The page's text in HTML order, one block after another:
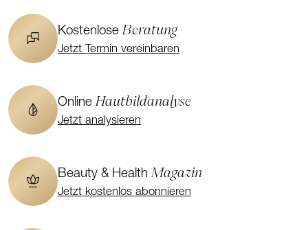
KostenloseBeratung
Jetzt Termin vereinbaren
OnlineHautbildanalyse
Jetzt analysieren
Beauty & HealthMagazin
Jetzt kostenlos abonnieren